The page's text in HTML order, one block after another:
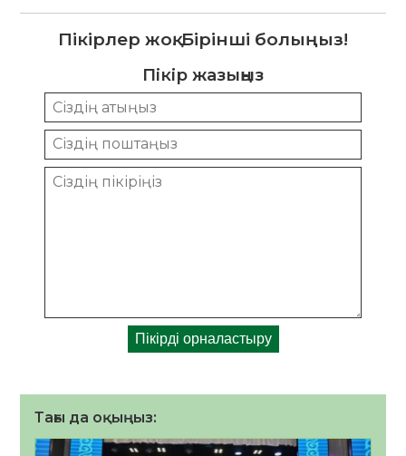
Пікірлер жоқ. Бірінші болыңыз!
Пікір жазыңыз
Тағы да оқыңыз: